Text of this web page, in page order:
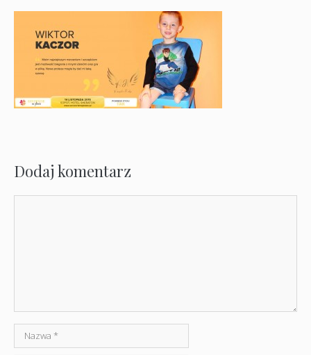
Dodaj komentarz
Nazwa